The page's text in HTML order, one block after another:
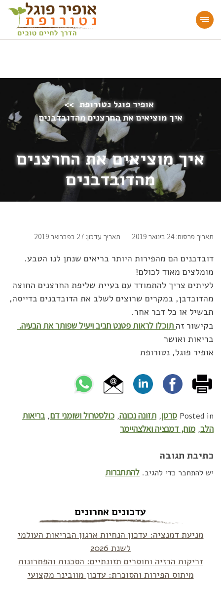
מעוניינים להעמיק או להתחיל דרך חיים בריאה?
הצטרפו לאתר!
אופיר פוגל נטורופת >>
איך מוציאים את החרצנים מהדובדבנים
איך מוציאים את החרצנים
מהדובדבנים
תאריך פרסום: 24 בינואר 2019 תאריך עדכון: 27 בפברואר 2019
דובדבנים הם מהפירות היותר בריאים שנתן לנו הטבע.
מומלצים מאוד לכולם!
לעיתים צריך להתמודד עם בעיית שליפת החרצנים החוצה
מהדובדבן, במקרים שרוצים לשלב את הדובדבנים בדייסה,
תבשיל או כל דבר אחר.
בקישור זה תוכלו לראות פטנט חביב ויעיל שפותר את הבעיה.
בריאות ואושר
אופיר פוגל, נטורופת
Posted in סרטן, תזונה נכונה, כולסטרול ושומני דם,בריאות
הלב, מוח, דמנציה ואלצהיימר
כתיבת תגובה
יש להתחבר כדי להגיב. להתחברות
עדכונים אחרונים
מניעת דמנציה: עדכון הנחיות ארגון הבריאות העולמי
לשנת 2026
זריקות הרזיה וחוסרים תזונתיים: הסכנות והפתרונות
מיתוס הפירות והסוכרת: עדכון מוובינר מקצועי